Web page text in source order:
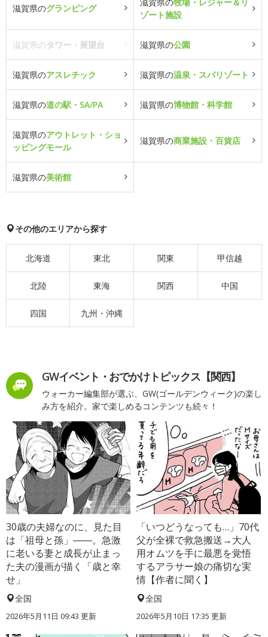
滋賀県のグランピング
ゾート施設
滋賀県のタワー・展望台 滋賀県の公園
滋賀県のアスレチック 滋賀県の温泉・スパリゾート
滋賀県の道の駅・SA/PA 滋賀県の博物館・科学館
滋賀県のアウトレット・ショ
ッピングモール
滋賀県の商業施設・百貨店
滋賀県の美術館
その他のエリアから探す
北海道 東北 関東 甲信越
北陸 東海 関西 中国
四国 九州・沖縄
GWイベント・おでかけトピックス【関西】
ウォーカー編集部が選ぶ、GW(ゴールデンウィーク)の楽し
み方を紹介。家で楽しめるコンテンツも続々！
30歳の夫婦なのに、見た目
は「祖母と孫」――。急激
に老いる妻と成長が止まっ
た夫の漫画が描く「歳と幸
せ」
全国
2026年5月11日 09:43 更新
「いつどうなっても…」70代
父が全裸で救急搬送→大人
用オムツを手に最悪を覚悟
するアラサー娘の痛切な実
情【作者に聞く】
全国
2026年5月10日 17:35 更新